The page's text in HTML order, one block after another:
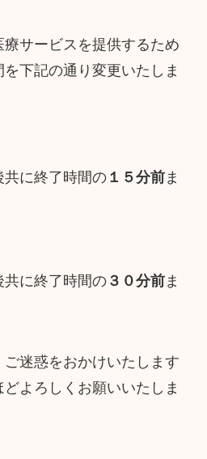
サービスを提供するため
下記の通り変更いたしま
共に終了時間の１５分前ま
共に終了時間の３０分前ま
迷惑をおかけいたします
よろしくお願いいたしま